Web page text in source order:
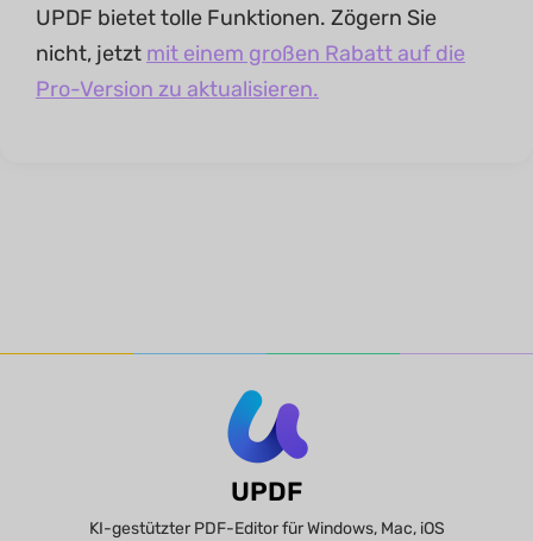
UPDF bietet tolle Funktionen. Zögern Sie
nicht, jetzt mit einem großen Rabatt auf die
Pro-Version zu aktualisieren.
UPDF
KI-gestützter PDF-Editor für Windows, Mac, iOS